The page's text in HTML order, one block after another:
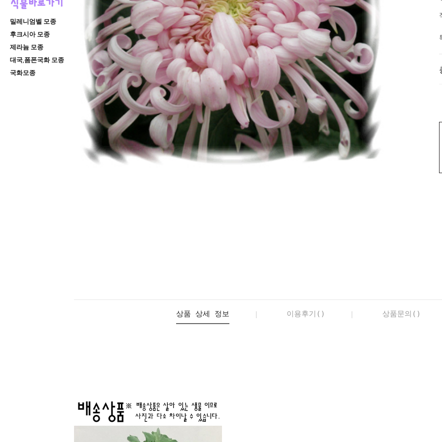
밀레니엄벨 모종
후크시아 모종
제라늄 모종
대국,폼폰국화 모종
국화모종
상품 상세 정보 이용후기() 상품문의()